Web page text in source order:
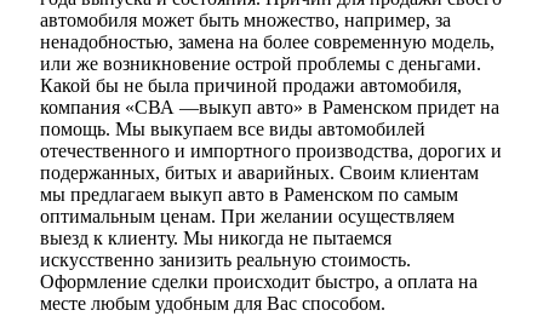
автомобиля может быть множество, например, за
ненадобностью, замена на более современную модель,
или же возникновение острой проблемы с деньгами.
Какой бы не была причиной продажи автомобиля,
компания «СВА —выкуп авто» в Раменском придет на
помощь. Мы выкупаем все виды автомобилей
отечественного и импортного производства, дорогих и
подержанных, битых и аварийных. Своим клиентам
мы предлагаем выкуп авто в Раменском по самым
оптимальным ценам. При желании осуществляем
выезд к клиенту. Мы никогда не пытаемся
искусственно занизить реальную стоимость.
Оформление сделки происходит быстро, а оплата на
месте любым удобным для Вас способом.